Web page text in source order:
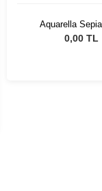
Aquarella
0,00 TL